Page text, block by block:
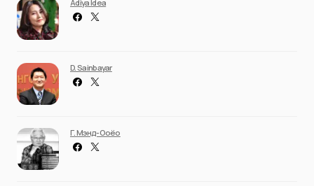
Adiya Idea
D. Sainbayar
Г. Мэнд-Ооёо